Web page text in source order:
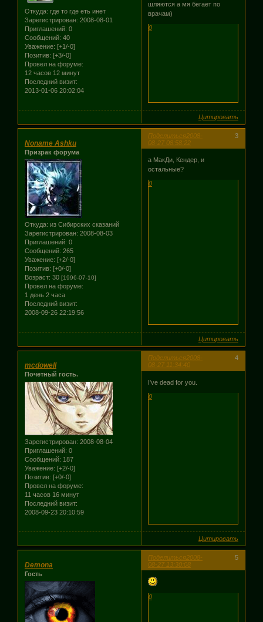
Откуда: где то где еть инет
Зарегистрирован: 2008-08-01
Приглашений: 0
Сообщений: 40
Уважение: [+1/-0]
Позитив: [+3/-0]
Провел на форуме:
12 часов 12 минут
Последний визит:
2013-01-06 20:02:04
шляются а мя бегает по
врачам)
0
Цитировать
Поделиться 3
2008-
08-27 08:58:22
Noname Ashku
Призрак форума
Откуда: из Сибирских сказаний
Зарегистрирован: 2008-08-03
Приглашений: 0
Сообщений: 265
Уважение: [+2/-0]
Позитив: [+0/-0]
Возраст: 30 [1996-07-10]
Провел на форуме:
1 день 2 часа
Последний визит:
2008-09-26 22:19:56
а МакДи, Кендер, и
остальные?
0
Цитировать
Поделиться 4
2008-
08-27 11:34:40
mcdowell
Почетный гость.
Зарегистрирован: 2008-08-04
Приглашений: 0
Сообщений: 187
Уважение: [+2/-0]
Позитив: [+0/-0]
Провел на форуме:
11 часов 16 минут
Последний визит:
2008-09-23 20:10:59
I've dead for you.
0
Цитировать
Поделиться 5
2008-
08-27 13:30:08
Demona
Гость
0